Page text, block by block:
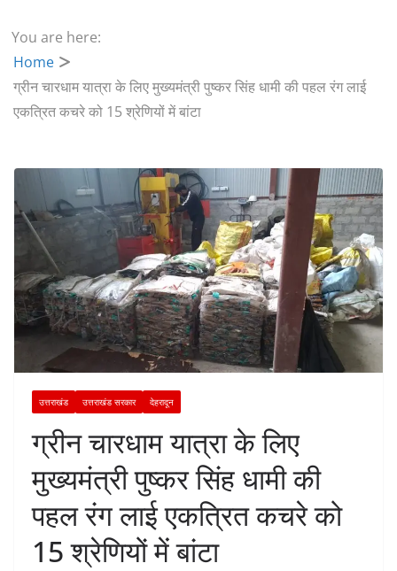
You are here:
Home
ग्रीन चारधाम यात्रा के लिए मुख्यमंत्री पुष्कर सिंह धामी की पहल रंग लाई
एकत्रित कचरे को 15 श्रेणियों में बांटा
उत्तराखंड उत्तराखंड सरकार देहरादून
ग्रीन चारधाम यात्रा के लिए
मुख्यमंत्री पुष्कर सिंह धामी की
पहल रंग लाई एकत्रित कचरे को
15 श्रेणियों में बांटा